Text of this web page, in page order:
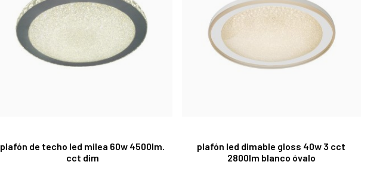
plafón de techo led milea 60w 4500lm.
cct dim
plafón led dimable gloss 40w 3 cct
2800lm blanco óvalo